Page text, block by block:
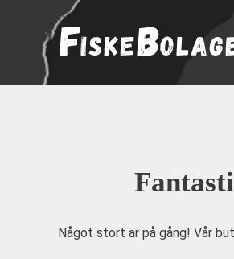
Något stort är på gång! Vår